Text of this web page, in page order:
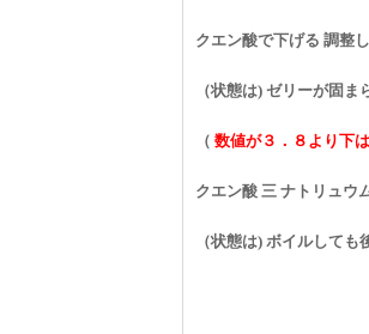
クエン酸で下げ
（状態は) ゼリーが固ま
（ 数値が３．８より下は
クエン酸 三 ナトリュウ
（状態は) ボイルしても